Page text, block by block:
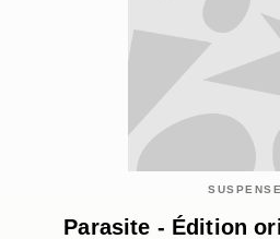
SUSPENSE
Parasite - Édition